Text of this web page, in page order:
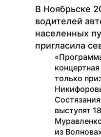
В Ноябрьске
водителей
населенных
пригласила
только
выступят
из